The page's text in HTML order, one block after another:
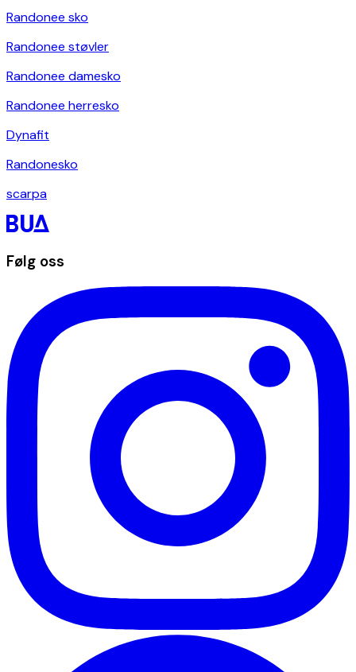
Randonee sko
Randonee støvler
Randonee damesko
Randonee herresko
Dynafit
Randonesko
scarpa
Følg oss